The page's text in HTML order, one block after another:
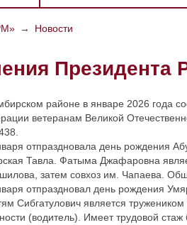
→ Новости
Президента
районе в январе 2026 года
ветеранам Великой
отпраздновала день рождения
Тавла. Фатыма Джафаровна
затем совхоз им. Чапаева.
отпраздновал день рождения
Сибгатулович является
(водитель). Имеет трудовой стаж